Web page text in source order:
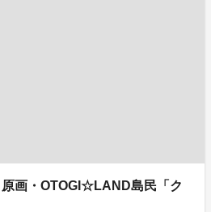
画・OTOGI☆LAND島民「ク